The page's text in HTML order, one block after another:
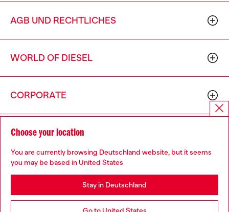
AGB UND RECHTLICHES
WORLD OF DIESEL
CORPORATE
Copyright © 2026 Diesel SpA - Alle Rechte vorbehalten - P.IVA (ital.
Choose your location
You are currently browsing Deutschland website, but it seems
you may be based in United States
Stay in Deutschland